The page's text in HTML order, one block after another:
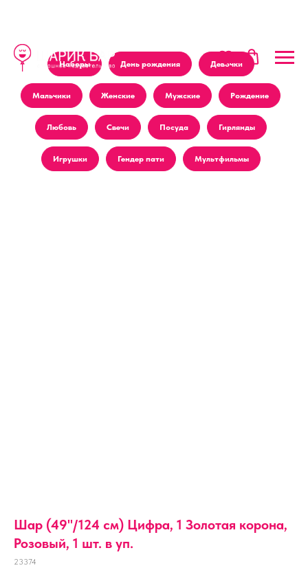
Наборы День рождения Девочки
Мальчики Женские Мужские Рождение
Любовь Свечи Посуда Гирлянды
Игрушки Гендер пати Мультфильмы
Шар (49''/124 см) Цифра, 1 Золотая корона,
Розовый, 1 шт. в уп.
23374